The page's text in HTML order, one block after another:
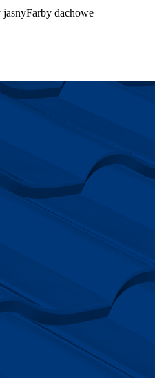
Farby dachowe